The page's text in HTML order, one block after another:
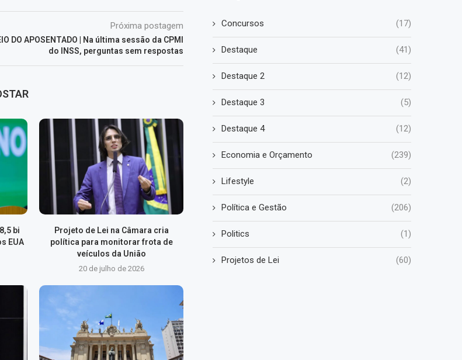
Próxima postagem
DO APOSENTADO | Na última sessão da CPMI
do INSS, perguntas sem respostas
bi
EUA
Projeto de Lei na Câmara cria
política para monitorar frota de
veículos da União
20 de julho de 2026
Concursos (17)
Destaque (41)
Destaque 2 (12)
Destaque 3 (5)
Destaque 4 (12)
Economia e Orçamento (239)
Lifestyle (2)
Política e Gestão (206)
Politics (1)
Projetos de Lei (60)